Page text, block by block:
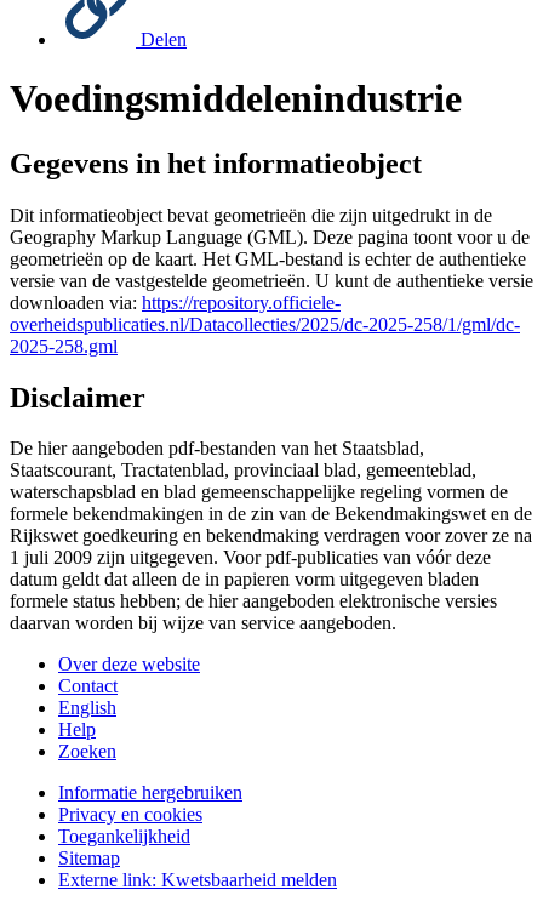
Delen
Voedingsmiddelenindustrie
Gegevens in het informatieobject
Dit informatieobject bevat geometrieën die zijn uitgedrukt in de
Geography Markup Language (GML). Deze pagina toont voor u de
geometrieën op de kaart. Het GML-bestand is echter de authentieke
versie van de vastgestelde geometrieën. U kunt de authentieke versie
downloaden via: https://repository.officiele-
overheidspublicaties.nl/Datacollecties/2025/dc-2025-258/1/gml/dc-
2025-258.gml
Disclaimer
De hier aangeboden pdf-bestanden van het Staatsblad,
Staatscourant, Tractatenblad, provinciaal blad, gemeenteblad,
waterschapsblad en blad gemeenschappelijke regeling vormen de
formele bekendmakingen in de zin van de Bekendmakingswet en de
Rijkswet goedkeuring en bekendmaking verdragen voor zover ze na
1 juli 2009 zijn uitgegeven. Voor pdf-publicaties van vóór deze
datum geldt dat alleen de in papieren vorm uitgegeven bladen
formele status hebben; de hier aangeboden elektronische versies
daarvan worden bij wijze van service aangeboden.
Over deze website
Contact
English
Help
Zoeken
Informatie hergebruiken
Privacy en cookies
Toegankelijkheid
Sitemap
Externe link: Kwetsbaarheid melden